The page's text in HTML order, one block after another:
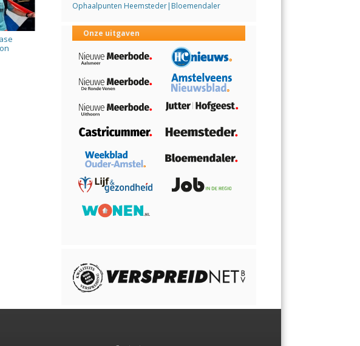
Ophaalpunten Heemsteder|Bloemendaler
Onze uitgaven